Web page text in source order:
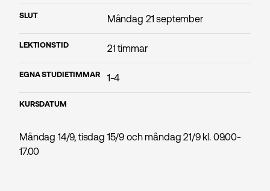
SLUT Måndag 21 september
LEKTIONSTID 21 timmar
EGNA STUDIETIMMAR 1-4
KURSDATUM
Måndag 14/9, tisdag 15/9 och måndag 21/9 kl. 09.00-
17.00